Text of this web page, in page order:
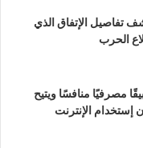
تفاصيل الإتفاق الذي
الحرب
مصرفيًا منافسًا ويتيح
إستخدام الإنترنت